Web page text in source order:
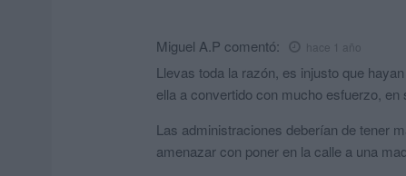
Miguel A.P comentó: hace 1 año
Llevas toda la razón, es injusto que
ella a convertido con mucho esfuerzo,
Las administraciones deberían de tener
amenazar con poner en la calle a una